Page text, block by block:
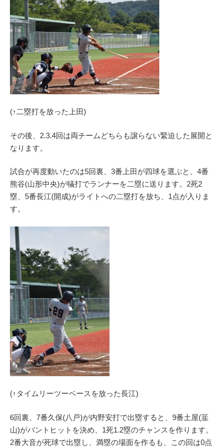
(↑二塁打を放った上田)
その後、2.3.4回は両チームどちらも譲らない緊迫した展開と
なります。
試合が再度動いたのは5回裏、3番上田が四球を選ぶと、4番
熊谷(山形中央)が犠打でランナーを二塁に送ります。2死2
塁、5番長江(開成)がライトへの二塁打を放ち、1点が入りま
す。
(↑タイムリーツーベースを放った長江)
6回裏、7番久保(八戸)が内野安打で出塁すると、9番土屋(韮
山)がバントヒットを決め、1死1.2塁のチャンスを作ります。
2番大音が死球で出塁し、満塁の場面を作るも、この回は0点